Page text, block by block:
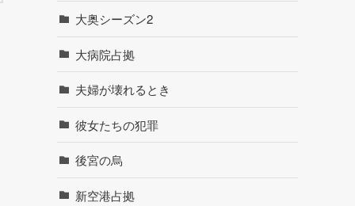
大奥シーズン2
大病院占拠
夫婦が壊れるとき
彼女たちの犯罪
後宮の烏
新空港占拠